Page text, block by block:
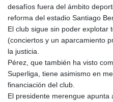
desafíos fuera del ámbito
reforma del estadio Santiago
El club sigue sin poder explotar
(conciertos y un aparcamiento
la justicia.
Pérez, que también ha visto
Superliga, tiene asimismo en
financiación del club.
El presidente merengue